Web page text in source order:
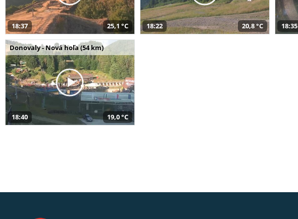
18:37 25,1 °C 18:22 20,8 °C 18:35
Donovaly - Nová hoľa (54 km)
18:40 19,0 °C